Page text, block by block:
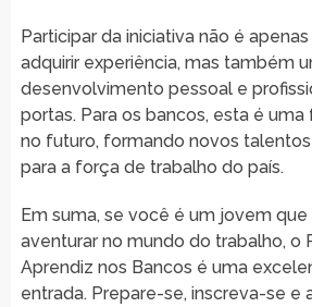
Participar da iniciativa não é
adquirir experiência, mas também
desenvolvimento pessoal e
portas. Para os bancos, esta é
no futuro, formando novos
para a força de trabalho do país.
Em suma, se você é um jovem
aventurar no mundo do trabalho, o
Aprendiz nos Bancos é uma
entrada. Prepare-se, inscreva-se e